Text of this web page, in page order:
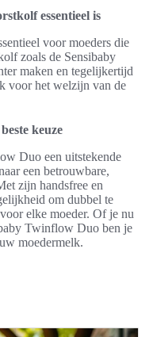
essentieel is
voor moeders die
zoals de Sensibaby
maken en tegelijkertijd
voor het welzijn van de
keuze
Duo een uitstekende
een betrouwbare,
zijn handsfree en
om dubbel te
elke moeder. Of je nu
Twinflow Duo ben je
moedermelk.